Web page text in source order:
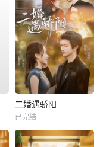
二婚遇骄阳
已完结